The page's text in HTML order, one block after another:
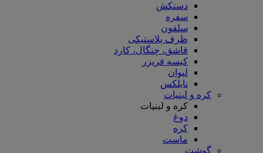
دستکش
سفره
سلفون
ظرف پلاستیکی
قاشق، چنگال، کارد
کیسه فریزر
لیوان
نایلکس
کره و لبنیات
کره و لبنیات
دوغ
کره
ماست
گوشت